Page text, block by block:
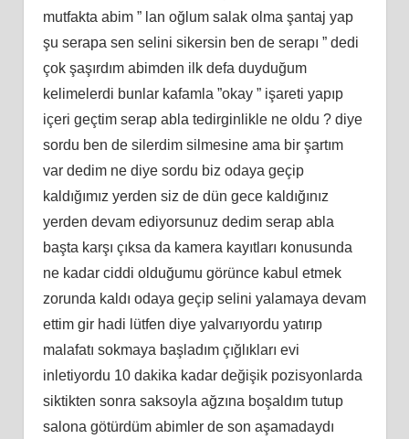
mutfakta abim ” lan oğlum salak olma şantaj yap
şu serapa sen selini sikersin ben de serapı ” dedi
çok şaşırdım abimden ilk defa duyduğum
kelimelerdi bunlar kafamla ”okay ” işareti yapıp
içeri geçtim serap abla tedirginlikle ne oldu ? diye
sordu ben de silerdim silmesine ama bir şartım
var dedim ne diye sordu biz odaya geçip
kaldığımız yerden siz de dün gece kaldığınız
yerden devam ediyorsunuz dedim serap abla
başta karşı çıksa da kamera kayıtları konusunda
ne kadar ciddi olduğumu görünce kabul etmek
zorunda kaldı odaya geçip selini yalamaya devam
ettim gir hadi lütfen diye yalvarıyordu yatırıp
malafatı sokmaya başladım çığlıkları evi
inletiyordu 10 dakika kadar değişik pozisyonlarda
siktikten sonra saksoyla ağzına boşaldım tutup
salona götürdüm abimler de son aşamadaydı